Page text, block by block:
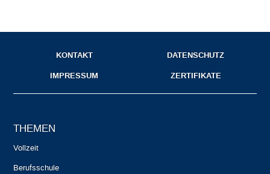
KONTAKT
DATENSCHUTZ
IMPRESSUM
ZERTIFIKATE
THEMEN
Vollzeit
Berufsschule